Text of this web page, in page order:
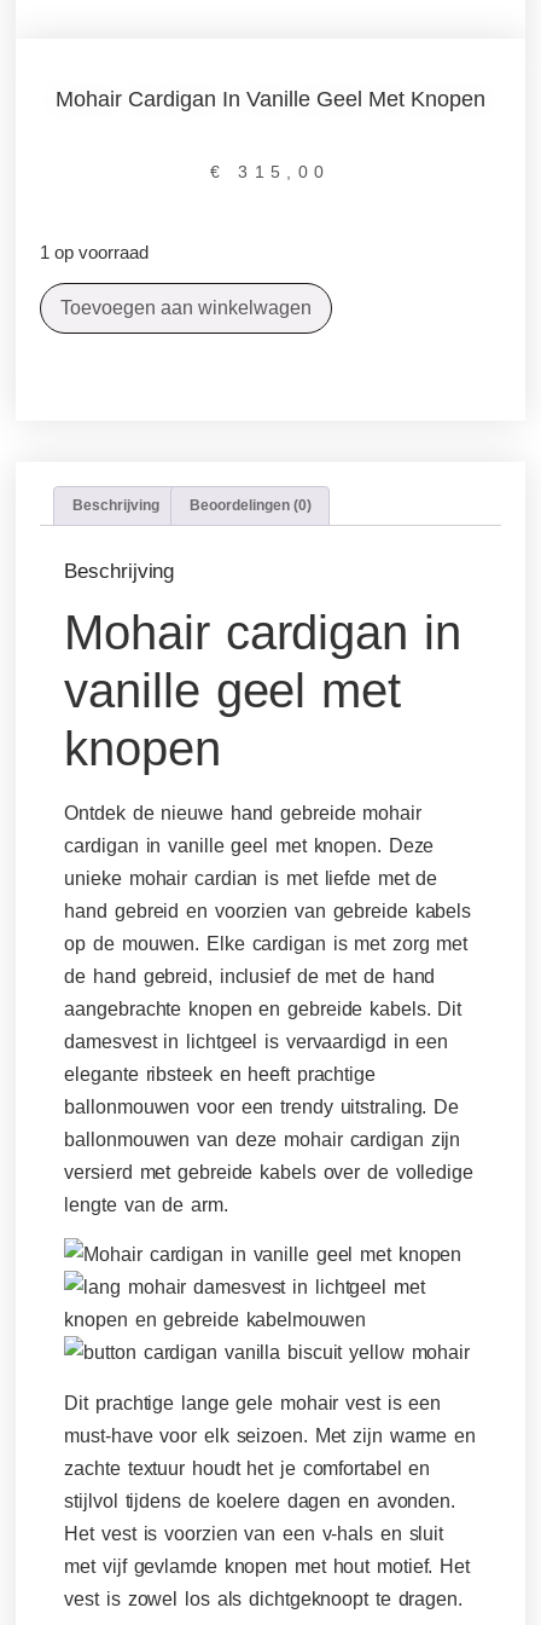
Mohair Cardigan In Vanille Geel Met Knopen
€ 315,00
1 op voorraad
Toevoegen aan winkelwagen
Beschrijving Beoordelingen (0)
Beschrijving
Mohair cardigan in
vanille geel met
knopen
Ontdek de nieuwe hand gebreide mohair
cardigan in vanille geel met knopen. Deze
unieke mohair cardian is met liefde met de
hand gebreid en voorzien van gebreide kabels
op de mouwen. Elke cardigan is met zorg met
de hand gebreid, inclusief de met de hand
aangebrachte knopen en gebreide kabels. Dit
damesvest in lichtgeel is vervaardigd in een
elegante ribsteek en heeft prachtige
ballonmouwen voor een trendy uitstraling. De
ballonmouwen van deze mohair cardigan zijn
versierd met gebreide kabels over de volledige
lengte van de arm.
Dit prachtige lange gele mohair vest is een
must-have voor elk seizoen. Met zijn warme en
zachte textuur houdt het je comfortabel en
stijlvol tijdens de koelere dagen en avonden.
Het vest is voorzien van een v-hals en sluit
met vijf gevlamde knopen met hout motief. Het
vest is zowel los als dichtgeknoopt te dragen.